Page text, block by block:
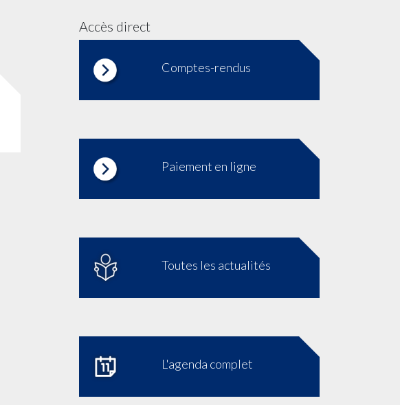
Accès direct
Comptes-rendus
Paiement en ligne
Toutes les actualités
L'agenda complet